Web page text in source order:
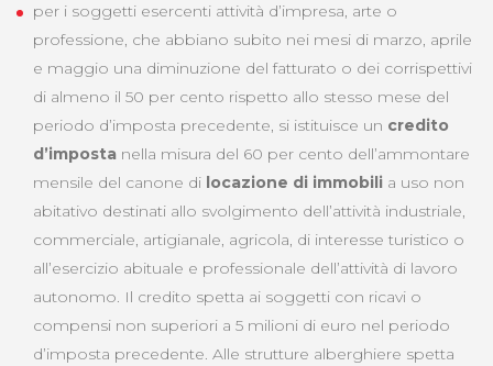
per i soggetti esercenti attività d’impresa, arte o
professione, che abbiano subito nei mesi di marzo, aprile
e maggio una diminuzione del fatturato o dei corrispettivi
di almeno il 50 per cento rispetto allo stesso mese del
periodo d’imposta precedente, si istituisce un credito
d’imposta nella misura del 60 per cento dell’ammontare
mensile del canone di locazione di immobili a uso non
abitativo destinati allo svolgimento dell’attività industriale,
commerciale, artigianale, agricola, di interesse turistico o
all’esercizio abituale e professionale dell’attività di lavoro
autonomo. Il credito spetta ai soggetti con ricavi o
compensi non superiori a 5 milioni di euro nel periodo
d’imposta precedente. Alle strutture alberghiere spetta